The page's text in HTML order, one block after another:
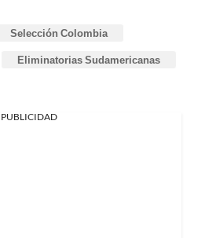
Selección Colombia
Eliminatorias Sudamericanas
PUBLICIDAD